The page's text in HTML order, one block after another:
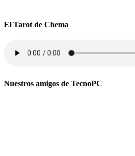
El Tarot de Chema
Nuestros amigos de TecnoPC